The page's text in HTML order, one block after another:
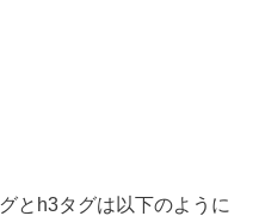
とh3タグは以下のように